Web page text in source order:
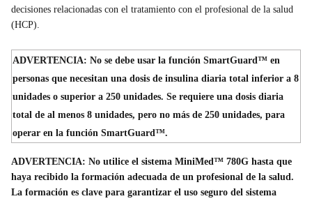
decisiones relacionadas con el tratamiento con el profesional de la salud
(HCP).
ADVERTENCIA: No se debe usar la función SmartGuard™ en
personas que necesitan una dosis de insulina diaria total inferior a 8
unidades o superior a 250 unidades. Se requiere una dosis diaria
total de al menos 8 unidades, pero no más de 250 unidades, para
operar en la función SmartGuard™.
ADVERTENCIA: No utilice el sistema MiniMed™ 780G hasta que
haya recibido la formación adecuada de un profesional de la salud.
La formación es clave para garantizar el uso seguro del sistema